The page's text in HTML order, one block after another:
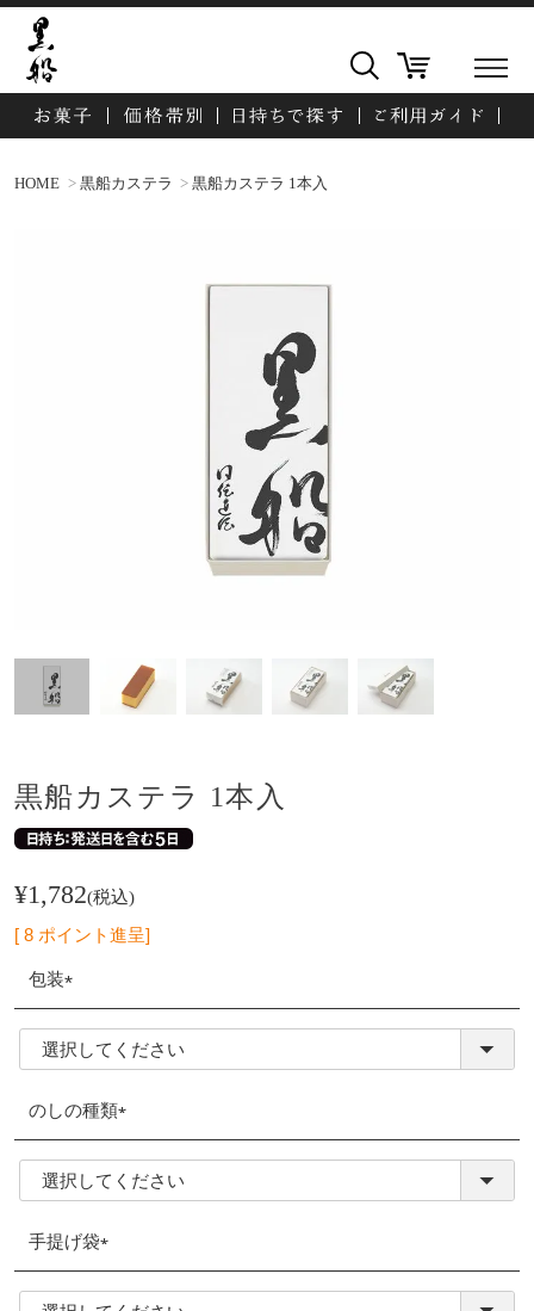
HOME 黒船カステラ 黒船カステラ 1本入
黒船カステラ 1本入
¥1,782 税込
[ 8 ポイント進呈]
包装
(必
須)
のしの種類
(必
須)
手提げ袋
(必